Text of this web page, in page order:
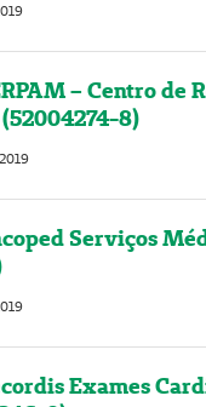
– Centro de
8)
Serviços
Exames